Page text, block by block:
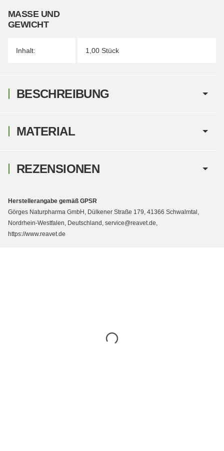
MASSE UND G
EWICHT
Inhalt: 1,00 Stück
BESCHREIBUNG
MATERIAL
REZENSIONEN
Herstellerangabe gemäß GPSR
Görges Naturpharma GmbH, Dülkener Straße 179, 41366 Schwalmtal,
Nordrhein-Westfalen, Deutschland, service@reavet.de,
https://www.reavet.de